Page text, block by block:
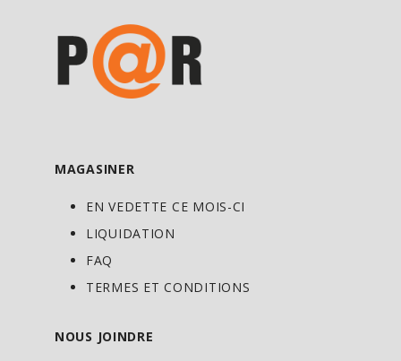
MAGASINER
EN VEDETTE CE MOIS-CI
LIQUIDATION
FAQ
TERMES ET CONDITIONS
NOUS JOINDRE